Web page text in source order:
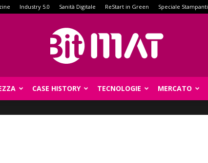
Industry 5.0 Sanità Digitale ReStart in Green Speciale Stampanti
CASE HISTORY TECNOLOGIE MERCATO